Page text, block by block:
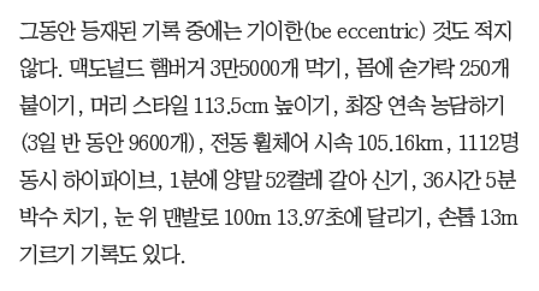
그동안 등재된 기록 중에는 기이한(be eccentric) 것도 적지
않다. 맥도널드 햄버거 3만5000개 먹기, 몸에 숟가락 250개
붙이기, 머리 스타일 113.5cm 높이기, 최장 연속 농담하기
(3일 반 동안 9600개), 전동 휠체어 시속 105.16km, 1112명
동시 하이파이브, 1분에 양말 52켤레 갈아 신기, 36시간 5분
박수 치기, 눈 위 맨발로 100m 13.97초에 달리기, 손톱 13m
기르기 기록도 있다.